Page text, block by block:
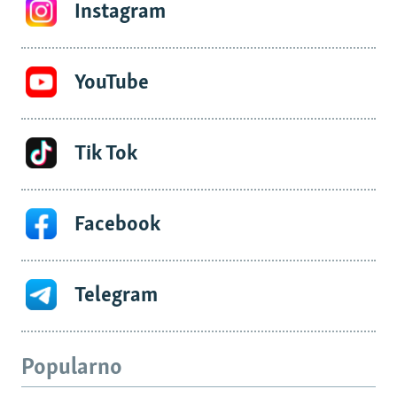
Instagram
YouTube
Tik Tok
Facebook
Telegram
Popularno